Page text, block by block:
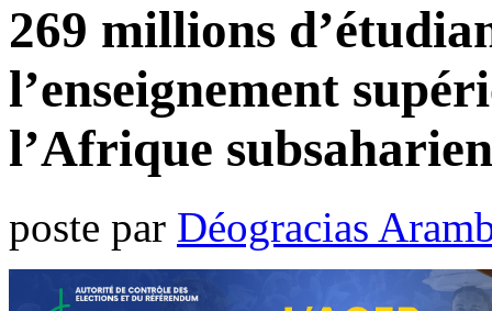
269 millions
l’enseignement
l’Afrique
poste par Déogracias